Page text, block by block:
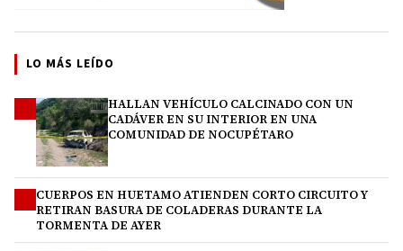
LO MÁS LEÍDO
HALLAN VEHÍCULO CALCINADO CON UN
CADÁVER EN SU INTERIOR EN UNA
COMUNIDAD DE NOCUPÉTARO
CUERPOS EN HUETAMO ATIENDEN CORTO CIRCUITO Y
RETIRAN BASURA DE COLADERAS DURANTE LA
TORMENTA DE AYER